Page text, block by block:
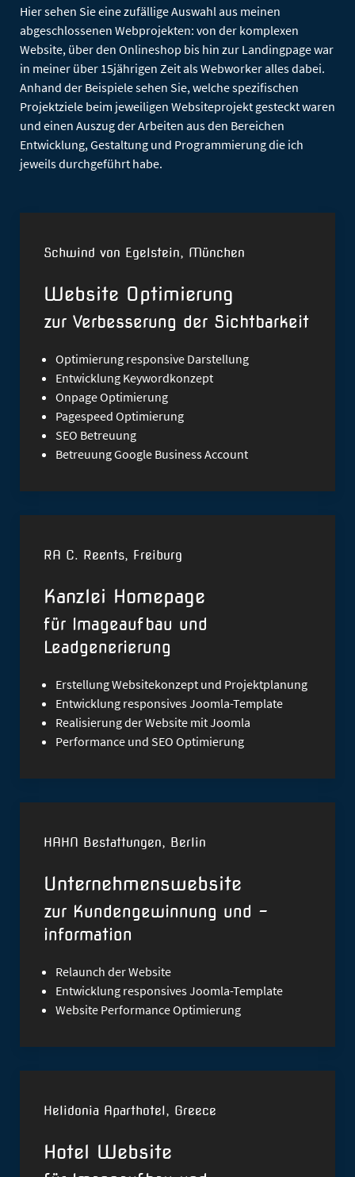
Hier sehen Sie eine zufällige Auswahl aus meinen
abgeschlossenen Webprojekten: von der komplexen
Website, über den Onlineshop bis hin zur Landingpage war
in meiner über 15jährigen Zeit als Webworker alles dabei.
Anhand der Beispiele sehen Sie, welche spezifischen
Projektziele beim jeweiligen Websiteprojekt gesteckt waren
und einen Auszug der Arbeiten aus den Bereichen
Entwicklung, Gestaltung und Programmierung die ich
jeweils durchgeführt habe.
Schwind von Egelstein, München
Website Optimierung
zur Verbesserung der Sichtbarkeit
Optimierung responsive Darstellung
Entwicklung Keywordkonzept
Onpage Optimierung
Pagespeed Optimierung
SEO Betreuung
Betreuung Google Business Account
RA C. Reents, Freiburg
Kanzlei Homepage
für Imageaufbau und
Leadgenerierung
Erstellung Websitekonzept und Projektplanung
Entwicklung responsives Joomla-Template
Realisierung der Website mit Joomla
Performance und SEO Optimierung
HAHN Bestattungen, Berlin
Unternehmenswebsite
zur Kundengewinnung und -
information
Relaunch der Website
Entwicklung responsives Joomla-Template
Website Performance Optimierung
Helidonia Aparthotel, Greece
Hotel Website